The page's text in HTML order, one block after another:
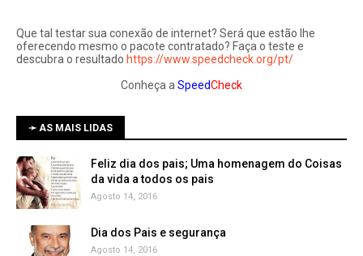
Que tal testar sua conexão de internet? Será que estão lhe
oferecendo mesmo o pacote contratado? Faça o teste e
descubra o resultado https://www.speedcheck.org/pt/
Conheça a SpeedCheck
➛ AS MAIS LIDAS
Feliz dia dos pais; Uma homenagem do Coisas
da vida a todos os pais
Agosto 14, 2016
Dia dos Pais e segurança
Agosto 14, 2016